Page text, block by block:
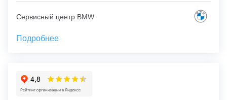
Сервисный центр BMW
Подробнее